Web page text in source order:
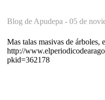
Blog de Apudepa - 05 de
Mas talas masivas de árboles,
http://
pkid=362178